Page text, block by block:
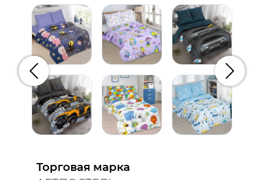
Предыдущий
Торговая марка